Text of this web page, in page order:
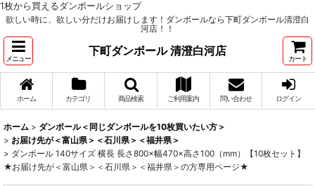
1枚から買えるダンボールショップ
欲しい時に、欲しい分だけお届けします！ダンボールなら下町ダンボール清澄白
河店！！
メニュー
下町ダンボール 清澄白河店
カート
ホーム カテゴリ 商品検索 ご利用案内 問い合わせ ログイン
ホーム > ダンボール＜同じダンボールを10枚買いたい方＞
> お届け先が＜富山県＞＜石川県＞＜福井県＞
> ダンボール 140サイズ 横長 長さ800×幅470×高さ100（mm）【10枚セット】
★お届け先が＜富山県＞＜石川県＞＜福井県＞の方専用ページ★